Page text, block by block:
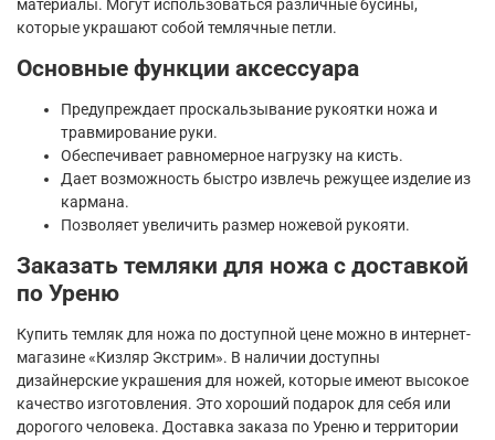
материалы. Могут использоваться различные бусины,
которые украшают собой темлячные петли.
Основные функции аксессуара
Предупреждает проскальзывание рукоятки ножа и
травмирование руки.
Обеспечивает равномерное нагрузку на кисть.
Дает возможность быстро извлечь режущее изделие из
кармана.
Позволяет увеличить размер ножевой рукояти.
Заказать темляки для ножа с доставкой
по Уреню
Купить темляк для ножа по доступной цене можно в интернет-
магазине «Кизляр Экстрим». В наличии доступны
дизайнерские украшения для ножей, которые имеют высокое
качество изготовления. Это хороший подарок для себя или
дорогого человека. Доставка заказа по Уреню и территории